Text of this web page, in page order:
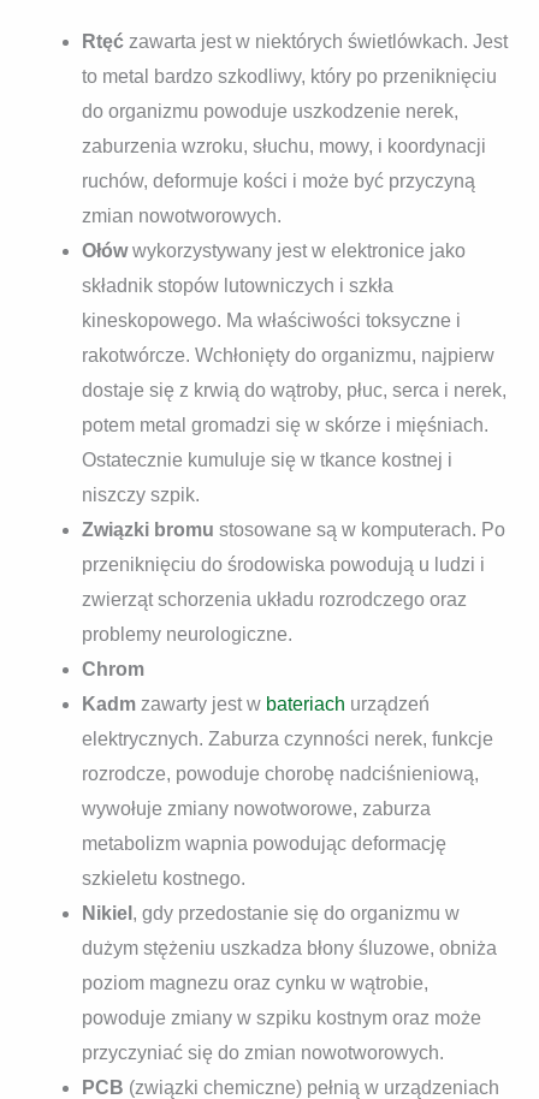
Rtęć zawarta jest w niektórych świetlówkach. Jest
to metal bardzo szkodliwy, który po przeniknięciu
do organizmu powoduje uszkodzenie nerek,
zaburzenia wzroku, słuchu, mowy, i koordynacji
ruchów, deformuje kości i może być przyczyną
zmian nowotworowych.
Ołówwykorzystywany jest w elektronice jako
składnik stopów lutowniczych i szkła
kineskopowego. Ma właściwości toksyczne i
rakotwórcze. Wchłonięty do organizmu, najpierw
dostaje się z krwią do wątroby, płuc, serca i nerek,
potem metal gromadzi się w skórze i mięśniach.
Ostatecznie kumuluje się w tkance kostnej i
niszczy szpik.
Związki bromu stosowane są w komputerach. Po
przeniknięciu do środowiska powodują u ludzi i
zwierząt schorzenia układu rozrodczego oraz
problemy neurologiczne.
Chrom
Kadm zawarty jest w bateriach urządzeń
elektrycznych. Zaburza czynności nerek, funkcje
rozrodcze, powoduje chorobę nadciśnieniową,
wywołuje zmiany nowotworowe, zaburza
metabolizm wapnia powodując deformację
szkieletu kostnego.
Nikiel , gdy przedostanie się do organizmu w
dużym stężeniu uszkadza błony śluzowe, obniża
poziom magnezu oraz cynku w wątrobie,
powoduje zmiany w szpiku kostnym oraz może
przyczyniać się do zmian nowotworowych.
PCB (związki chemiczne) pełnią w urządzeniach